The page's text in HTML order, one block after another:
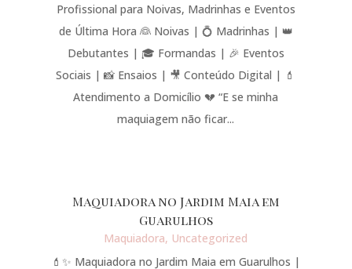
Profissional para Noivas, Madrinhas e Eventos
de Última Hora 👰 Noivas | 💍 Madrinhas | 👑
Debutantes | 🎓 Formandas | 🎉 Eventos
Sociais | 📸 Ensaios | 🎥 Conteúdo Digital | 💄
Atendimento a Domicílio 💔 “E se minha
maquiagem não ficar...
Maquiadora no Jardim Maia em
Guarulhos
Maquiadora, Uncategorized
💄✨ Maquiadora no Jardim Maia em Guarulhos |